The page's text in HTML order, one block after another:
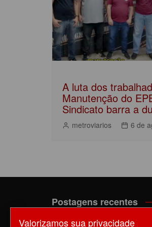
A luta dos
Manutenção do
Sindicato barra a
metroviarios 6 de
Postagens recentes
Valorizamos sua privacidade